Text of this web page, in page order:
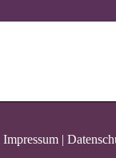
Impressum |